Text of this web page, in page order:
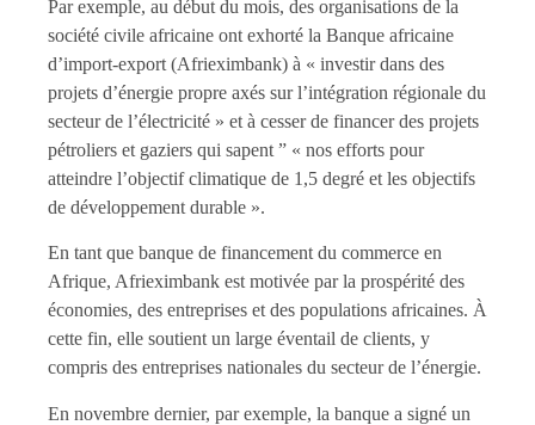
Par exemple, au début du mois, des organisations de la
société civile africaine ont exhorté la Banque africaine
d’import-export (Afrieximbank) à « investir dans des
projets d’énergie propre axés sur l’intégration régionale du
secteur de l’électricité » et à cesser de financer des projets
pétroliers et gaziers qui sapent ” « nos efforts pour
atteindre l’objectif climatique de 1,5 degré et les objectifs
de développement durable ».
En tant que banque de financement du commerce en
Afrique, Afrieximbank est motivée par la prospérité des
économies, des entreprises et des populations africaines. À
cette fin, elle soutient un large éventail de clients, y
compris des entreprises nationales du secteur de l’énergie.
En novembre dernier, par exemple, la banque a signé un